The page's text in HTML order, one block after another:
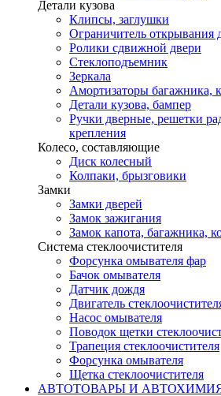
Детали кузова
Клипсы, заглушки
Ограничитель открывания
Ролики сдвижной двери
Стеклоподъемник
Зеркала
Амортизаторы багажника,
Детали кузова, бампер
Ручки дверные, решетки
крепления
Колесо, составляющие
Диск колесный
Колпаки, брызговики
Замки
Замки дверей
Замок зажигания
Замок капота, багажника,
Система стеклоочистителя
Форсунка омывателя фар
Бачок омывателя
Датчик дождя
Двигатель
Насос омывателя
Поводок щетки
Трапеция стеклоочистителя
Форсунка омывателя
Щетка стеклоочистителя
АВТОТОВАРЫ И